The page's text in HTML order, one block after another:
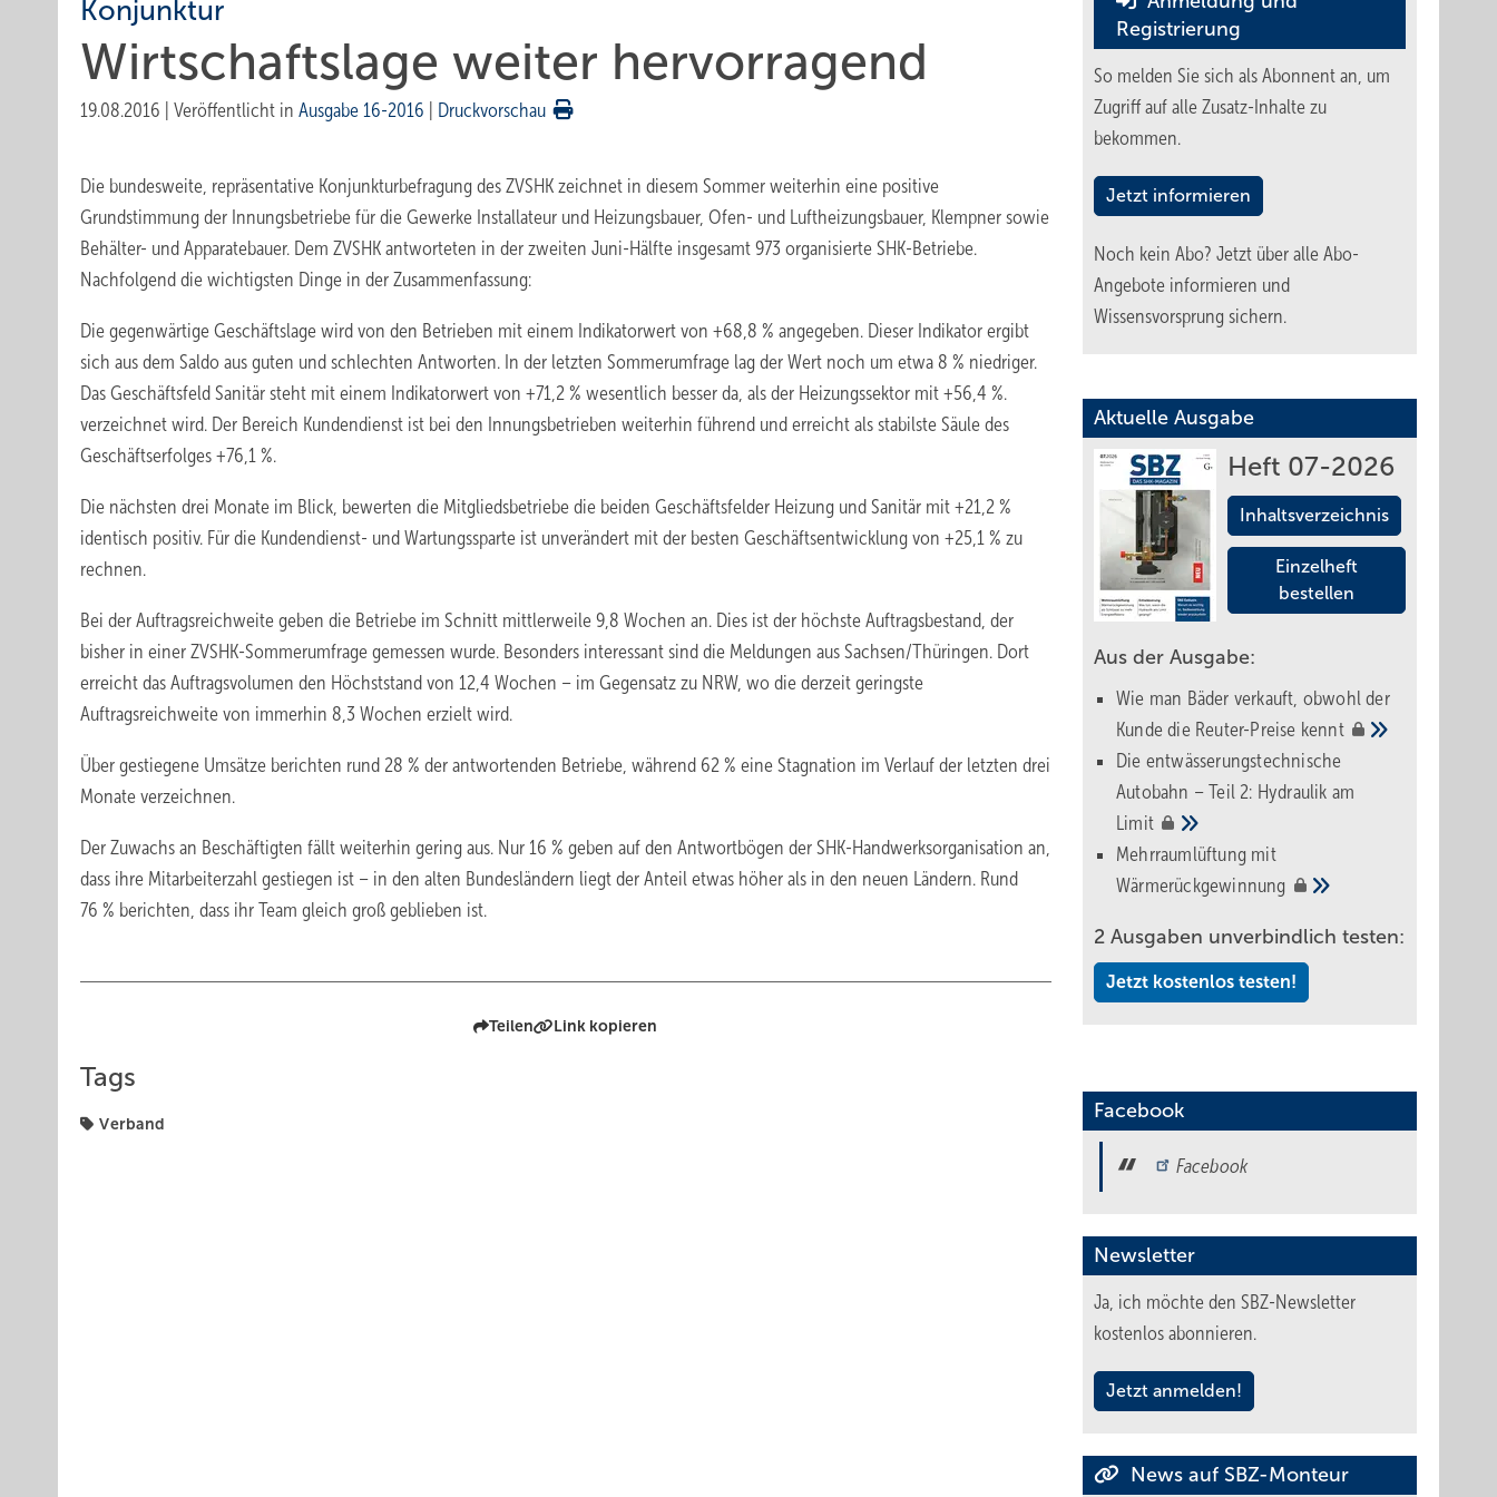
Konjunktur
Wirtschaftslage weiter hervorragend
19.08.2016 Veröffentlicht in Ausgabe 16-2016 Druckvorschau
Die bundesweite, repräsentative Konjunkturbefragung des ZVSHK zeichnet in diesem Sommer weiterhin eine positive
Grundstimmung der Innungsbetriebe für die Gewerke Installateur und Heizungsbauer, Ofen- und Luftheizungsbauer, Klempner sowie
Behälter- und Apparatebauer. Dem ZVSHK antworteten in der zweiten Juni-Hälfte insgesamt 973 organisierte SHK-Betriebe.
Nachfolgend die wichtigsten Dinge in der Zusammenfassung:
Die gegenwärtige Geschäftslage wird von den Betrieben mit einem Indikatorwert von +68,8 % angegeben. Dieser Indikator ergibt
sich aus dem Saldo aus guten und schlechten Antworten. In der letzten Sommerumfrage lag der Wert noch um etwa 8 % niedriger.
Das Geschäftsfeld Sanitär steht mit einem Indikatorwert von +71,2 % wesentlich besser da, als der Heizungssektor mit +56,4 %.
verzeichnet wird. Der Bereich Kundendienst ist bei den Innungsbetrieben weiterhin führend und erreicht als stabilste Säule des
Geschäftserfolges +76,1 %.
Die nächsten drei Monate im Blick, bewerten die Mitgliedsbetriebe die beiden Geschäftsfelder Heizung und Sanitär mit +21,2 %
identisch positiv. Für die Kundendienst- und Wartungssparte ist unverändert mit der besten Geschäftsentwicklung von +25,1 % zu
rechnen.
Bei der Auftragsreichweite geben die Betriebe im Schnitt mittlerweile 9,8 Wochen an. Dies ist der höchste Auftragsbestand, der
bisher in einer ZVSHK-Sommerumfrage gemessen wurde. Besonders interessant sind die Meldungen aus Sachsen/Thüringen. Dort
erreicht das Auftragsvolumen den Höchststand von 12,4 Wochen – im Gegensatz zu NRW, wo die derzeit geringste
Auftragsreichweite von immerhin 8,3 Wochen erzielt wird.
Über gestiegene Umsätze berichten rund 28 % der antwortenden Betriebe, während 62 % eine Stagnation im Verlauf der letzten drei
Monate verzeichnen.
Der Zuwachs an Beschäftigten fällt weiterhin gering aus. Nur 16 % geben auf den Antwortbögen der SHK-Handwerksorganisation an,
dass ihre Mitarbeiterzahl gestiegen ist – in den alten Bundesländern liegt der Anteil etwas höher als in den neuen Ländern. Rund
76 % berichten, dass ihr Team gleich groß geblieben ist.
Teilen Link kopieren
Tags
Verband
Registrierung
So melden Sie sich als Abonnent an, um
Zugriff auf alle Zusatz-Inhalte zu
bekommen.
Jetzt informieren
Noch kein Abo? Jetzt über alle Abo-
Angebote informieren und
Wissensvorsprung sichern.
Aktuelle Ausgabe
Heft 07-2026
Inhaltsverzeichnis
Einzelheft
bestellen
Aus der Ausgabe:
Wie man Bäder verkauft, obwohl der
Kunde die Reuter-Preise kennt
Die entwässerungstechnische
Autobahn – Teil 2: Hydraulik am
Limit
Mehrraumlüftung mit
Wärmerückgewinnung
2 Ausgaben unverbindlich testen:
Jetzt kostenlos testen!
Facebook
Facebook
Newsletter
Ja, ich möchte den SBZ-Newsletter
kostenlos abonnieren.
Jetzt anmelden!
News auf SBZ-Monteur